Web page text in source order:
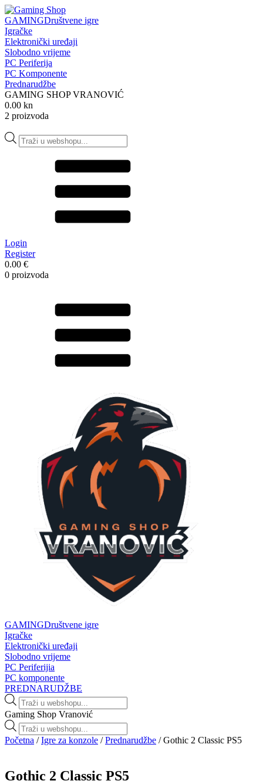
GAMINGDruštvene igre
Igračke
Elektronički uređaji
Slobodno vrijeme
PC Periferija
PC Komponente
Prednarudžbe
GAMING SHOP VRANOVIĆ
0.00 kn
2 proizvoda
Products
search
Login
Register
0.00 €
0 proizvoda
GAMINGDruštvene igre
Igračke
Elektronički uređaji
Slobodno vrijeme
PC Periferijia
PC komponente
PREDNARUDŽBE
Products
search
Gaming Shop Vranović
Products
search
Početna /Igre za konzole /Prednarudžbe / Gothic 2 Classic PS5
Gothic 2 Classic PS5